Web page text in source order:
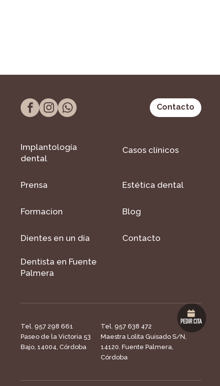
Contacto
Implantología
dental
Casos clínicos
Prensa Estética dental
Formacion Blog
Dientes en un día Contacto
Dentista en Fuente
Palmera
Tel. 957 298 661
Paseo de la Victoria 53
Bajo, 14004, Córdoba
Tel. 957 638 472
Maestra Lolita Guisado S/N,
14120. Fuente Palmera,
Córdoba